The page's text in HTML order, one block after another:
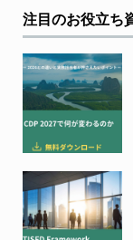
注目のお役立ち